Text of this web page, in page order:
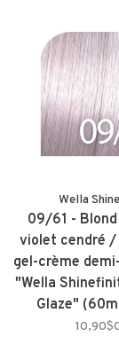
Wella
09/61 -
violet cendré /
gel-crème
"Wella
Glaze"